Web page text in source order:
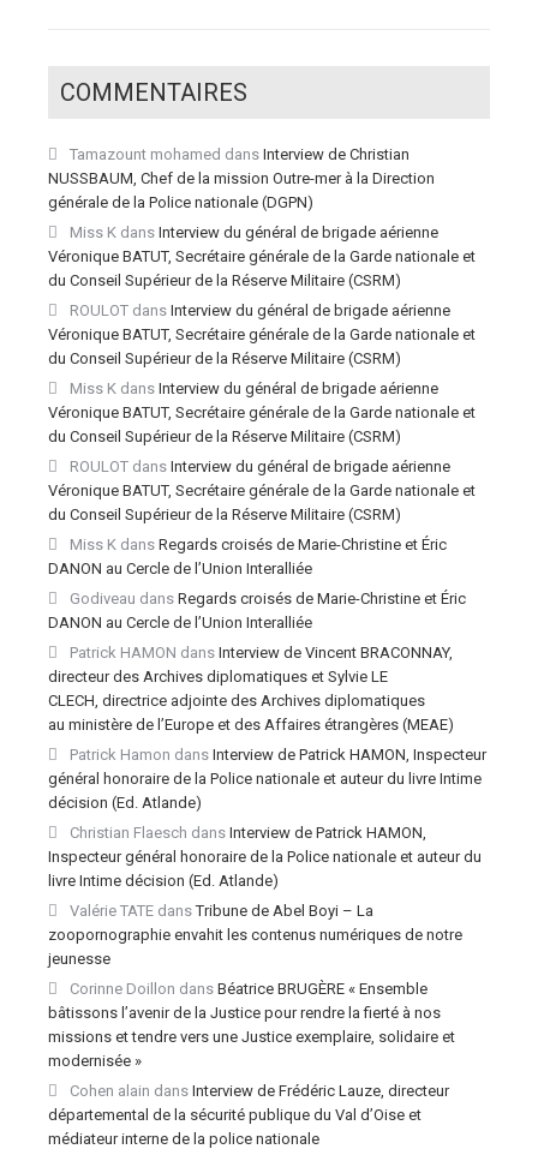
COMMENTAIRES
Tamazount mohamed dans Interview de Christian
NUSSBAUM, Chef de la mission Outre-mer à la Direction
générale de la Police nationale (DGPN)
Miss K dans Interview du général de brigade aérienne
Véronique BATUT, Secrétaire générale de la Garde nationale et
du Conseil Supérieur de la Réserve Militaire (CSRM)
ROULOT dans Interview du général de brigade aérienne
Véronique BATUT, Secrétaire générale de la Garde nationale et
du Conseil Supérieur de la Réserve Militaire (CSRM)
Miss K dans Interview du général de brigade aérienne
Véronique BATUT, Secrétaire générale de la Garde nationale et
du Conseil Supérieur de la Réserve Militaire (CSRM)
ROULOT dans Interview du général de brigade aérienne
Véronique BATUT, Secrétaire générale de la Garde nationale et
du Conseil Supérieur de la Réserve Militaire (CSRM)
Miss K dans Regards croisés de Marie-Christine et Éric
DANON au Cercle de l’Union Interalliée
Godiveau dans Regards croisés de Marie-Christine et Éric
DANON au Cercle de l’Union Interalliée
Patrick HAMON dans Interview de Vincent BRACONNAY,
directeur des Archives diplomatiques et Sylvie LE
CLECH, directrice adjointe des Archives diplomatiques
au ministère de l’Europe et des Affaires étrangères (MEAE)
Patrick Hamon dans Interview de Patrick HAMON, Inspecteur
général honoraire de la Police nationale et auteur du livre Intime
décision (Ed. Atlande)
Christian Flaesch dans Interview de Patrick HAMON,
Inspecteur général honoraire de la Police nationale et auteur du
livre Intime décision (Ed. Atlande)
Valérie TATE dansTribune de Abel Boyi – La
zoopornographie envahit les contenus numériques de notre
jeunesse
Corinne Doillon dans Béatrice BRUGÈRE « Ensemble
bâtissons l’avenir de la Justice pour rendre la fierté à nos
missions et tendre vers une Justice exemplaire, solidaire et
modernisée »
Cohen alain dans Interview de Frédéric Lauze, directeur
départemental de la sécurité publique du Val d’Oise et
médiateur interne de la police nationale